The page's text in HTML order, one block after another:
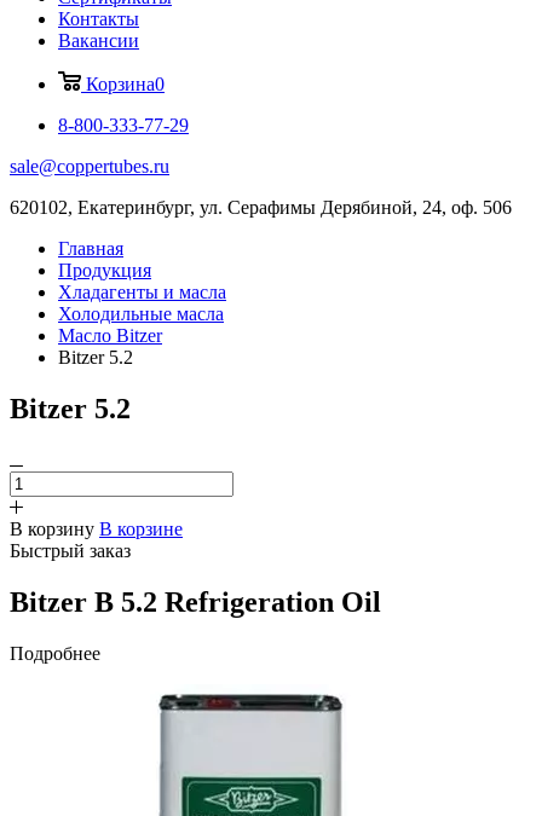
Контакты
Вакансии
Корзина0
8-800-333-77-29
sale@coppertubes.ru
620102, Екатеринбург, ул. Серафимы Дерябиной, 24, оф. 506
Главная
Продукция
Хладагенты и масла
Холодильные масла
Масло Bitzer
Bitzer 5.2
Bitzer 5.2
В корзину В корзине
Быстрый заказ
Bitzer B 5.2 Refrigeration Oil
Подробнее